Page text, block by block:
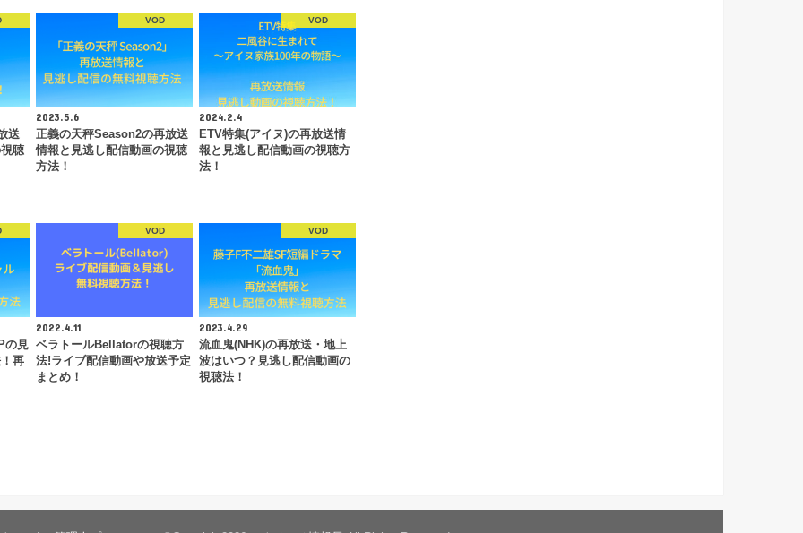
送
聴
VOD
2023.5.6
正義の天秤Season2の再放送
情報と見逃し配信動画の視聴
方法！
VOD
2024.2.4
ETV特集(アイヌ)の再放送情
報と見逃し配信動画の視聴方
法！
の見
再
VOD
2022.4.11
ベラトールBellatorの視聴方
法!ライブ配信動画や放送予定
まとめ！
VOD
2023.4.29
流血鬼(NHK)の再放送・地上
波はいつ？見逃し配信動画の
視聴法！